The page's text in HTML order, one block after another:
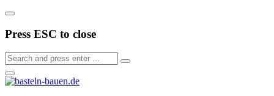
Press ESC to close